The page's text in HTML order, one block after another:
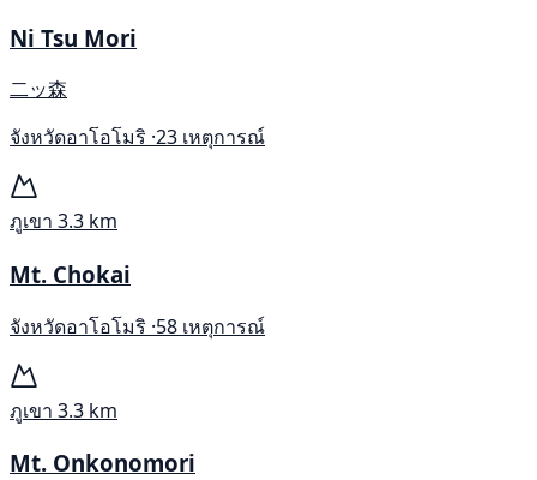
Ni Tsu Mori
二ッ森
จังหวัดอาโอโมริ ·23 เหตุการณ์
ภูเขา 3.3 km
Mt. Chokai
จังหวัดอาโอโมริ ·58 เหตุการณ์
ภูเขา 3.3 km
Mt. Onkonomori